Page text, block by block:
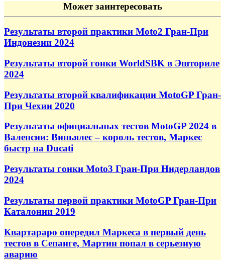
Может заинтересовать
Результаты второй практики Moto2 Гран-При
Индонезии 2024
Результаты второй гонки WorldSBK в Эшториле
2024
Результаты второй квалификации MotoGP Гран-
При Чехии 2020
Результаты официальных тестов MotoGP 2024 в
Валенсии: Виньялес – король тестов, Маркес
быстр на Ducati
Результаты гонки Moto3 Гран-При Нидерландов
2024
Результаты первой практики MotoGP Гран-При
Каталонии 2019
Квартараро опередил Маркеса в первый день
тестов в Сепанге, Мартин попал в серьезную
аварию